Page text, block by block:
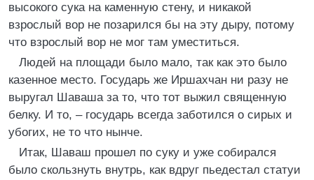
высокого сука на каменную стену, и никакой
взрослый вор не позарился бы на эту дыру, потому
что взрослый вор не мог там уместиться.
Людей на площади было мало, так как это было
казенное место. Государь же Иршахчан ни разу не
выругал Шаваша за то, что тот выжил священную
белку. И то, – государь всегда заботился о сирых и
убогих, не то что нынче.
Итак, Шаваш прошел по суку и уже собирался
было скользнуть внутрь, как вдруг пьедестал статуи